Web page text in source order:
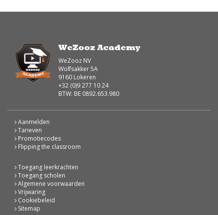
WeZooz Academy
WeZooz NV
Wolfsakker 5A
9160 Lokeren
+32 (0)9 277 10 24
BTW: BE 0892.653.980
Aanmelden
Tarieven
Promotiecodes
Flipping the classroom
Toegang leerkrachten
Toegang scholen
Algemene voorwaarden
Vrijwaring
Cookiebeleid
Sitemap